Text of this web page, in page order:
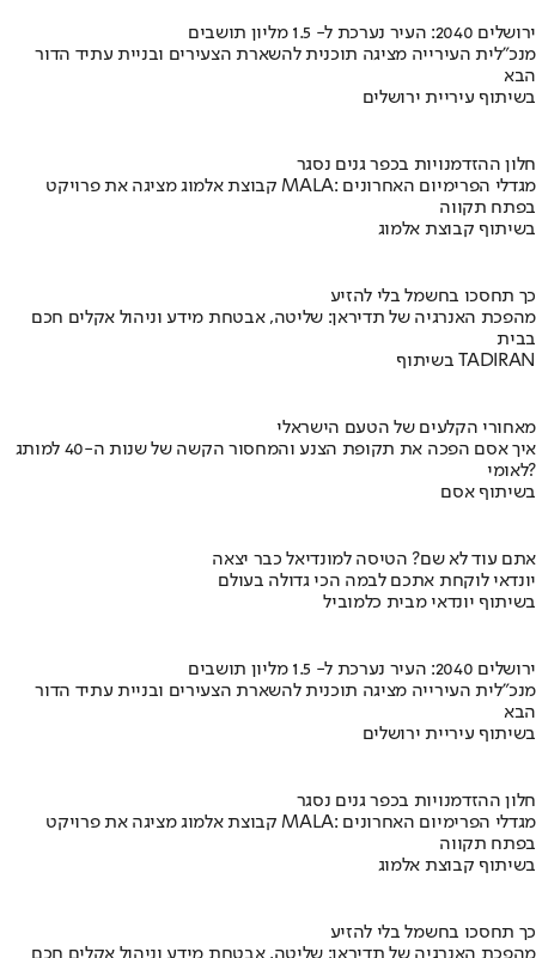
ירושלים 2040: העיר נערכת ל- 1.5 מליון תושבים
מנכ"לית העירייה מציגה תוכנית להשארת הצעירים ובניית עתיד הדור
הבא
בשיתוף עיריית ירושלים
חלון ההזדמנויות בכפר גנים נסגר
קבוצת אלמוג מציגה את פרויקט MALA: מגדלי הפרימיום האחרונים
בפתח תקווה
בשיתוף קבוצת אלמוג
כך תחסכו בחשמל בלי להזיע
מהפכת האנרגיה של תדיראן: שליטה, אבטחת מידע וניהול אקלים חכם
בבית
בשיתוף TADIRAN
מאחורי הקלעים של הטעם הישראלי
איך אסם הפכה את תקופת הצנע והמחסור הקשה של שנות ה-40 למותג
לאומי?
בשיתוף אסם
אתם עוד לא שם? הטיסה למונדיאל כבר יצאה
יונדאי לוקחת אתכם לבמה הכי גדולה בעולם
בשיתוף יונדאי מבית כלמוביל
ירושלים 2040: העיר נערכת ל- 1.5 מליון תושבים
מנכ"לית העירייה מציגה תוכנית להשארת הצעירים ובניית עתיד הדור
הבא
בשיתוף עיריית ירושלים
חלון ההזדמנויות בכפר גנים נסגר
קבוצת אלמוג מציגה את פרויקט MALA: מגדלי הפרימיום האחרונים
בפתח תקווה
בשיתוף קבוצת אלמוג
כך תחסכו בחשמל בלי להזיע